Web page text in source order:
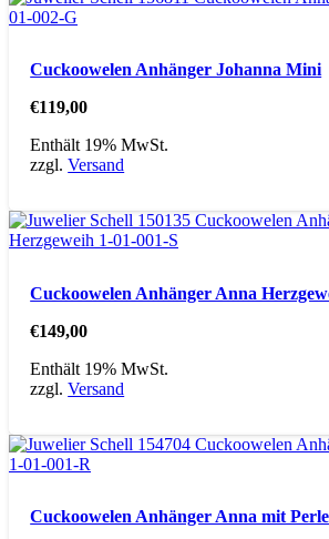
Cuckoowelen Anhänger Johanna Mini
€119,00
Enthält 19% MwSt.
zzgl.Versand
Cuckoowelen Anhänger Anna
€149,00
Enthält 19% MwSt.
zzgl.Versand
Cuckoowelen Anhänger Anna mit Perle